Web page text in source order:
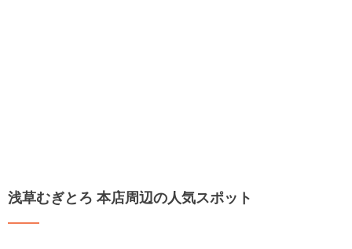
浅草むぎとろ 本店周辺の人気スポット